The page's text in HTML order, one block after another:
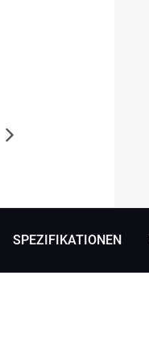
SPEZIFIKATIONEN